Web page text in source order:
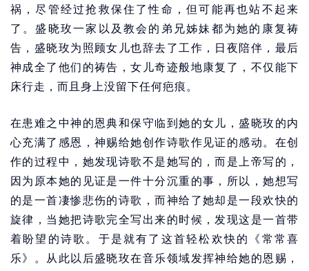
祸，尽管经过抢救保住了性命，但可能再也站不起来
了。盛晓玫一家以及教会的弟兄姊妹都为她的康复祷
告，盛晓玫为照顾女儿也辞去了工作，日夜陪伴，最后
神成全了他们的祷告，女儿奇迹般地康复了，不仅能下
床行走，而且身上没留下任何疤痕。
在患难之中神的恩典和保守临到她的女儿，盛晓玫的内
心充满了感恩，神赐给她创作诗歌作见证的感动。在创
作的过程中，她发现诗歌不是她写的，而是上帝写的，
因为原本她的见证是一件十分沉重的事，所以，她想写
的是一首凄惨悲伤的诗歌，而神给了她却是一段欢快的
旋律，当她把诗歌完全写出来的时候，发现这是一首带
着盼望的诗歌。于是就有了这首轻松欢快的《常常喜
乐》。从此以后盛晓玫在音乐领域发挥神给她的恩赐，